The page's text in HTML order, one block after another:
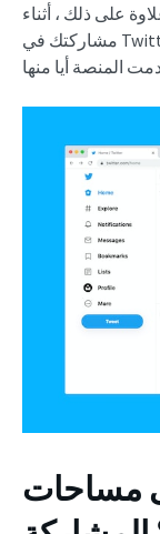
على ذلك ، أثناء
مشاركتك في Twitter ، المعروف أيضا باسم X spaces ، ستكتشف
مساحات